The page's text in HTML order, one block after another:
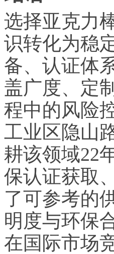
选择亚克力
识转化为稳
备、认证体
盖广度、定
程中的风险
工业区隐山
耕该领域22
保认证获取
了可参考的
明度与环保
在国际市场